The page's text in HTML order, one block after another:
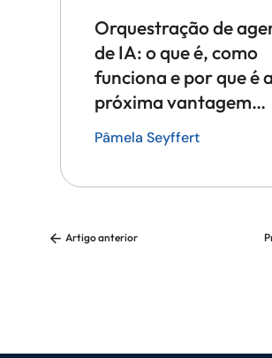
Orquestração de
de IA: o que é, como
funciona e por que é a
próxima vantagem
competitiva em
Pâmela Seyffert
Artigo anterior